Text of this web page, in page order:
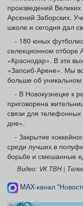
произведений
Арсений Заборских.
школе и сегодня дал
- 180 юных
селекционном отборе
«Краснодар». В эти
«Запсиб-Арене». Мы
больше об
- В Новокузнецке к
приговорена
связи для
дне».
- Закрытие
среди лучших в
борьбе и смешанные
Видео: VK ТВН |
MAX-канал